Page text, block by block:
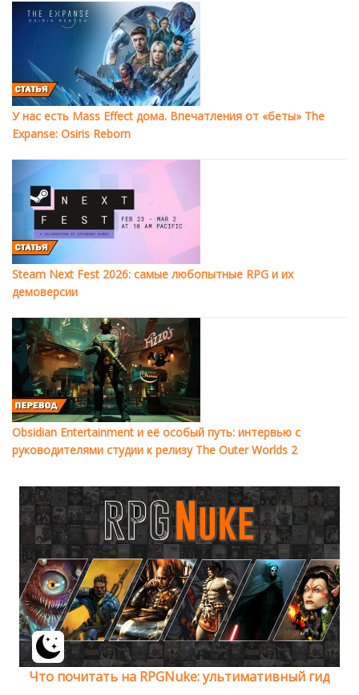
У нас есть Mass Effect дома. Впечатления от «беты» The
Expanse: Osiris Reborn
Steam Next Fest 2026: самые любопытные RPG и их
демоверсии
Obsidian Entertainment и её особый путь: интервью с
руководителями студии к релизу The Outer Worlds 2
Что почитать на RPGNuke: ультимативный гид